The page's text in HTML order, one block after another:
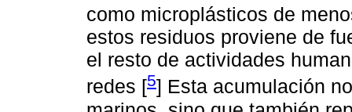
como microplásticos de
estos residuos proviene de
el resto de actividades
redes [5] Esta acumulación